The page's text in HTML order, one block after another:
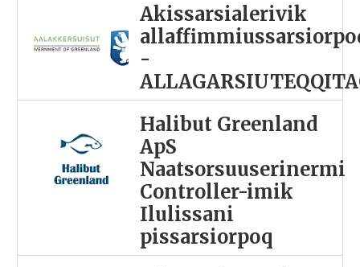
Akissarsialerivik
-
Halibut Greenland
ApS
Naatsorsuuserinermi
Controller-imik
Ilulissani
pissarsiorpoq